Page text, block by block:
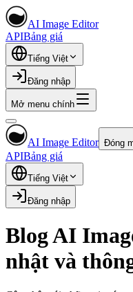
AI Image Editor
APIBảng giá
Tiếng Việt
Đăng nhập
Mở menu chính
AI Image Editor Đóng
APIBảng giá
Tiếng Việt
Đăng nhập
Blog AI
nhật và